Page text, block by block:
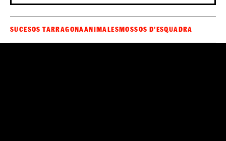
SUCESOS TARRAGONAANIMALESMOSSOS D'ESQUADRA